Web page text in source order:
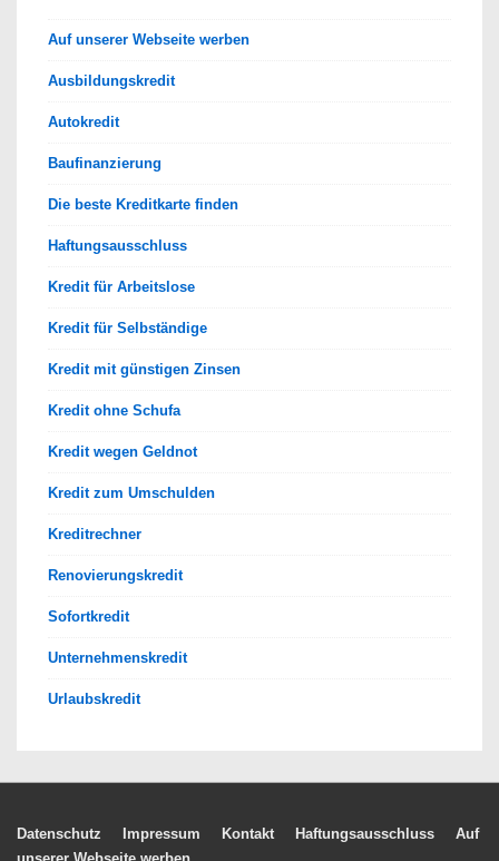
Auf unserer Webseite werben
Ausbildungskredit
Autokredit
Baufinanzierung
Die beste Kreditkarte finden
Haftungsausschluss
Kredit für Arbeitslose
Kredit für Selbständige
Kredit mit günstigen Zinsen
Kredit ohne Schufa
Kredit wegen Geldnot
Kredit zum Umschulden
Kreditrechner
Renovierungskredit
Sofortkredit
Unternehmenskredit
Urlaubskredit
Footer-
Datenschutz Impressum Kontakt Haftungsausschluss
Auf